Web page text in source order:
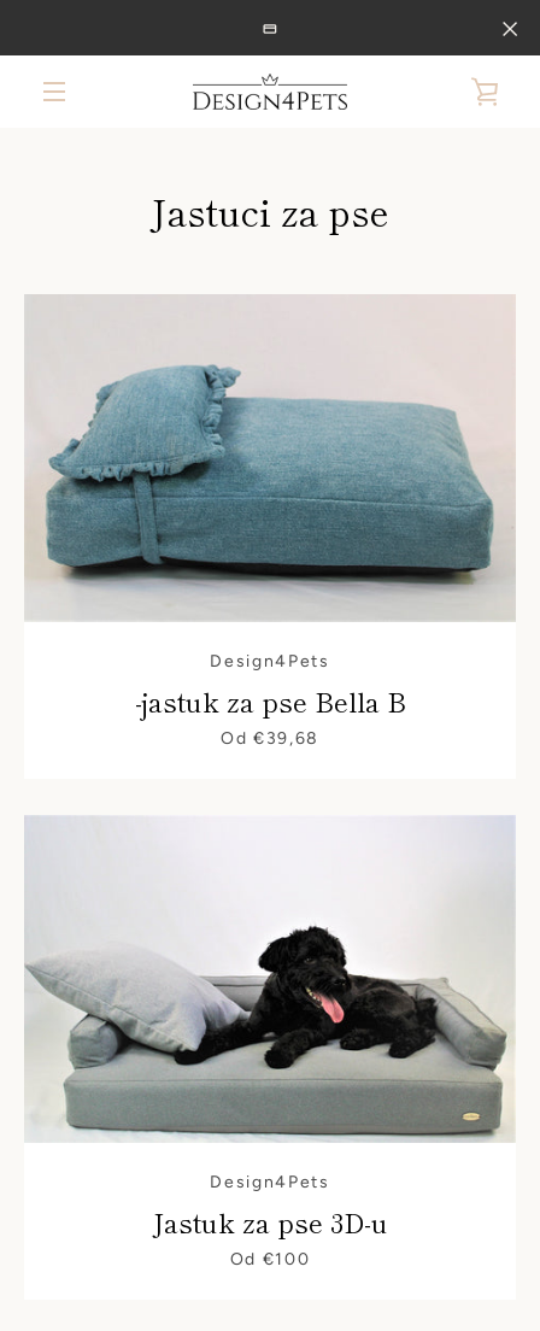
PONOVI
Jastuci za pse
Design4Pets
-jastuk za pse Bella B
Od €39,68
Design4Pets
Jastuk za pse 3D-u
Od €100